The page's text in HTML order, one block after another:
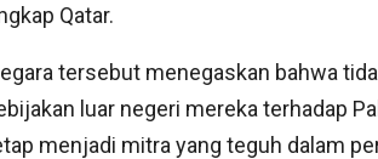
Qatar.
tersebut menegaskan bahwa
luar negeri mereka terhadap
menjadi mitra yang teguh dalam